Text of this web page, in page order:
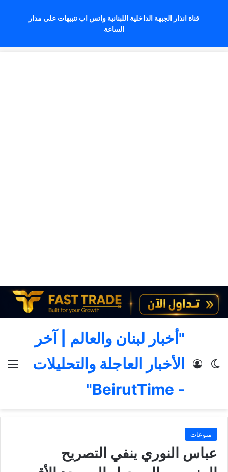
قناة انذار الجبهة الداخلية اللبنانية واتس اب تنبيهات على مدار
الساعة
"أخبار لبنان والعالم | آخر
الأخبار العاجلة والتحليلات
- BeirutTime"
الوضع المظلم
تسجيل الدخول
منوعات
عباس النوري ينفي التصريح